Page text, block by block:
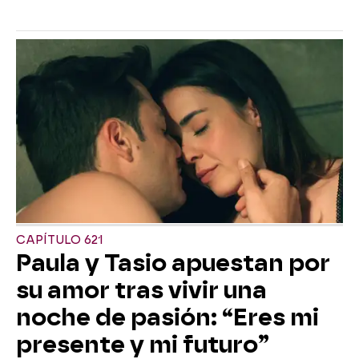
CAPÍTULO 621
Paula y Tasio apuestan por
su amor tras vivir una
noche de pasión: “Eres mi
presente y mi futuro”